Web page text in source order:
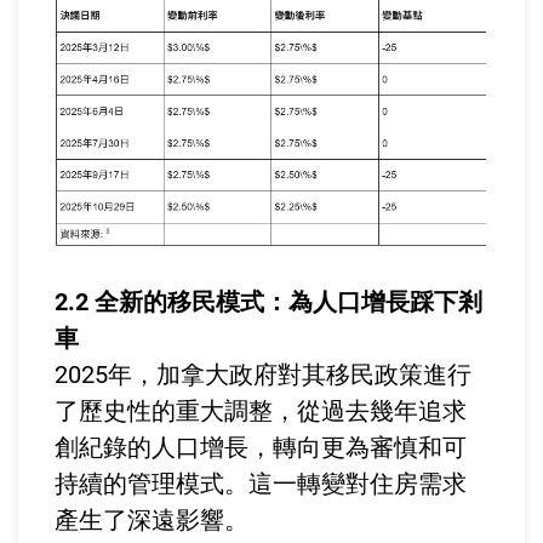
2.2 全新的移民模式：為人口增長踩下剎
車
2025年，加拿大政府對其移民政策進行
了歷史性的重大調整，從過去幾年追求
創紀錄的人口增長，轉向更為審慎和可
持續的管理模式。這一轉變對住房需求
產生了深遠影響。